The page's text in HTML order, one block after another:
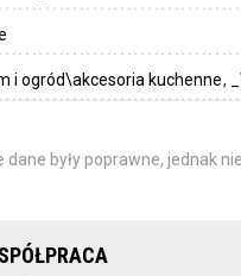
i ogród\akcesoria kuchenne
dane były poprawne, jednak